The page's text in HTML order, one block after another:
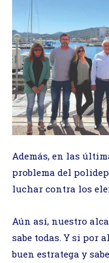
Además, en las
problema del
luchar contra los
Aún así, nuestro
sabe todas. Y si por
buen estratega y